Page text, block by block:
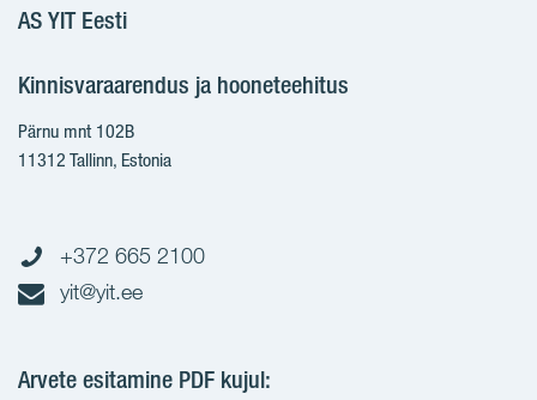
AS YIT Eesti
Kinnisvaraarendus ja hooneteehitus
Pärnu mnt 102B
11312 Tallinn, Estonia
+372 665 2100
yit@yit.ee
Arvete esitamine PDF kujul: